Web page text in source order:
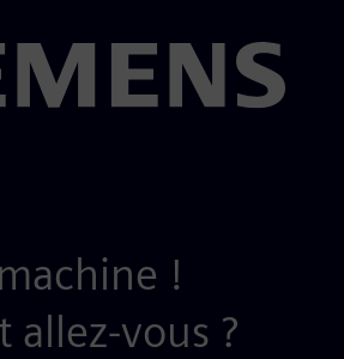
!
allez-vous ?